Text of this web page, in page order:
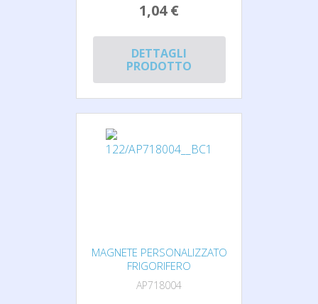
1,04 €
DETTAGLI
PRODOTTO
MAGNETE PERSONALIZZATO
FRIGORIFERO
AP718004